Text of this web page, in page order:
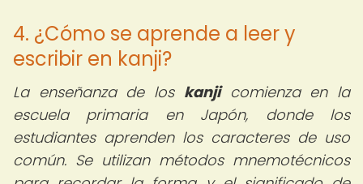
4. ¿Cómo se aprende a leer y
escribir en kanji?
La enseñanza de los kanjicomienza en la
escuela primaria en Japón, donde los
estudiantes aprenden los caracteres de uso
común. Se utilizan métodos mnemotécnicos